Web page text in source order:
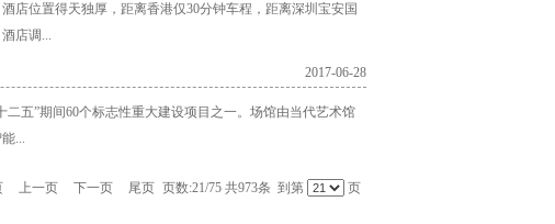
店位置得天独厚，距离香港仅30分钟车程，距离深圳宝安国
店调...
2017-06-28
五”期间60个标志性重大建设项目之一。场馆由当代艺术馆
...
上一页 下一页 尾页 页数:21/75 共973条 到第 页